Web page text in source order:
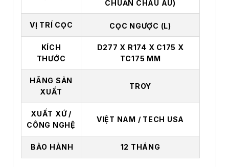
CHUẨN CHÂU ÂU)
VỊ TRÍ CỌC CỌC NGƯỢC (L)
KÍCH
THƯỚC
D277 X R174 X C175 X
TC175 MM
HÃNG SẢN
XUẤT
TROY
XUẤT XỨ /
CÔNG NGHỆ
VIỆT NAM / TECH USA
BẢO HÀNH 12 THÁNG